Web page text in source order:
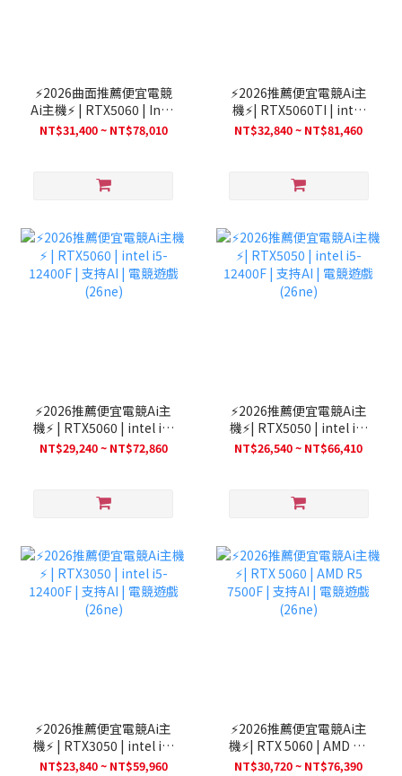
⚡2026曲面推薦便宜電競
Ai主機⚡ | RTX5060 | Intel
i5-14400F | AMD 7500F |
支持AI | 電競遊戲(26ne)
NT$31,400 ~ NT$78,010
⚡2026推薦便宜電競Ai主
機⚡| RTX5060TI | intel
i5-12400F | 支持AI | 電競
遊戲(26ne)
NT$32,840 ~ NT$81,460
⚡2026推薦便宜電競Ai主
機⚡ | RTX5060 | intel i5-
12400F | 支持AI | 電競遊
NT$29,240 ~ NT$72,860
⚡2026推薦便宜電競Ai主
機⚡| RTX5050 | intel i5-
12400F | 支持AI | 電競遊
NT$26,540 ~ NT$66,410
⚡2026推薦便宜電競Ai主
機⚡ | RTX3050 | intel i5-
12400F | 支持AI | 電競遊
NT$23,840 ~ NT$59,960
⚡2026推薦便宜電競Ai主
機⚡| RTX 5060 | AMD R5
7500F | 支持AI | 電競遊戲
NT$30,720 ~ NT$76,390